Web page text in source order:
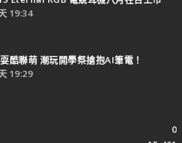
19:34
酷聯萌 潮玩開學祭搶抱AI筆電！
19:29
0